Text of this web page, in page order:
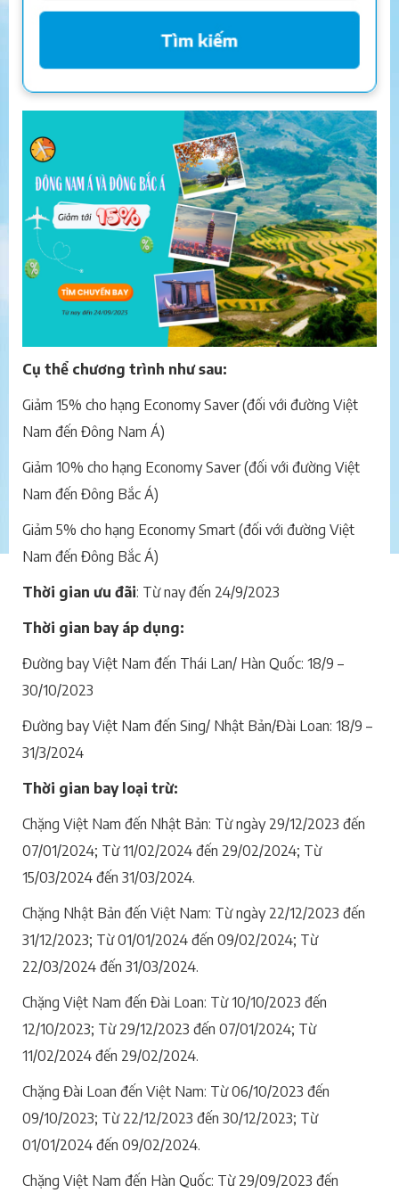
Cụ thể chương trình như sau:
Giảm 15% cho hạng Economy Saver (đối với đường Việt
Nam đến Đông Nam Á)
Giảm 10% cho hạng Economy Saver (đối với đường Việt
Nam đến Đông Bắc Á)
Giảm 5% cho hạng Economy Smart (đối với đường Việt
Nam đến Đông Bắc Á)
Thời gian ưu đãi: Từ nay đến 24/9/2023
Thời gian bay áp dụng:
Đường bay Việt Nam đến Thái Lan/ Hàn Quốc: 18/9 –
30/10/2023
Đường bay Việt Nam đến Sing/ Nhật Bản/Đài Loan: 18/9 –
31/3/2024
Thời gian bay loại trừ:
Chặng Việt Nam đến Nhật Bản: Từ ngày 29/12/2023 đến
07/01/2024; Từ 11/02/2024 đến 29/02/2024; Từ
15/03/2024 đến 31/03/2024.
Chặng Nhật Bản đến Việt Nam: Từ ngày 22/12/2023 đến
31/12/2023; Từ 01/01/2024 đến 09/02/2024; Từ
22/03/2024 đến 31/03/2024.
Chặng Việt Nam đến Đài Loan: Từ 10/10/2023 đến
12/10/2023; Từ 29/12/2023 đến 07/01/2024; Từ
11/02/2024 đến 29/02/2024.
Chặng Đài Loan đến Việt Nam: Từ 06/10/2023 đến
09/10/2023; Từ 22/12/2023 đến 30/12/2023; Từ
01/01/2024 đến 09/02/2024.
Chặng Việt Nam đến Hàn Quốc: Từ 29/09/2023 đến